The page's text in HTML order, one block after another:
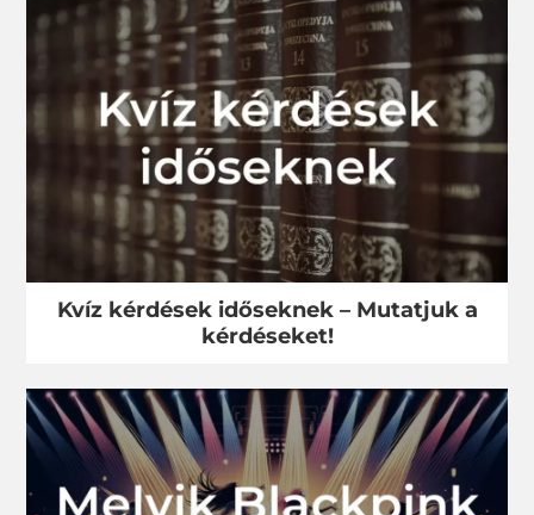
Kvíz kérdések időseknek – Mutatjuk a
kérdéseket!